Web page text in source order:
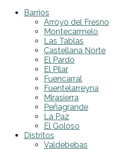
Barrios
Arroyo del Fresno
Montecarmelo
Las Tablas
Castellana Norte
El Pardo
El Pilar
Fuencarral
Fuentelarreyna
Mirasierra
Peñagrande
La Paz
El Goloso
Distritos
Valdebebas